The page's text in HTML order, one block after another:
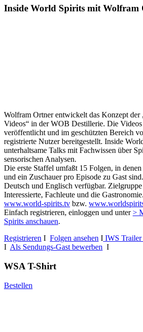
Inside World Spirits mit Wolfram
Wolfram Ortner entwickelt das Konzept der
Videos“ in der WOB Destillerie. Die
veröffentlicht und im geschützten Bereich
registrierte Nutzer bereitgestellt. Inside
unterhaltsame Talks mit Fachwissen über
sensorischen Analysen.
Die erste Staffel umfaßt 15 Folgen, in
und ein Zuschauer pro Episode zu Gast
Deutsch und Englisch verfügbar.
Interessierte, Fachleute und die
www.world-spirits.tv bzw.
Einfach registrieren, einloggen und unter>
Spirits anschauen.
Registrieren I Folgen ansehen I IWS
I Als Sendungs-Gast bewerben I
WSA T-Shirt
Bestellen